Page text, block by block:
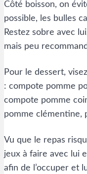
Côté boisson, on
possible, les bulles
Restez sobre avec
mais peu
Pour le dessert,
: compote pomme
compote pomme
pomme clémentine,
Vu que le repas
jeux à faire avec lui
afin de l’occuper et